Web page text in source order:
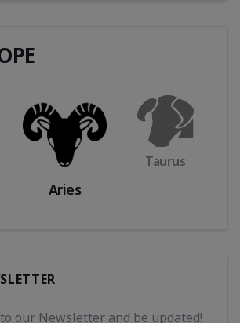
Aries
Taurus
our Newsletter and be updated!